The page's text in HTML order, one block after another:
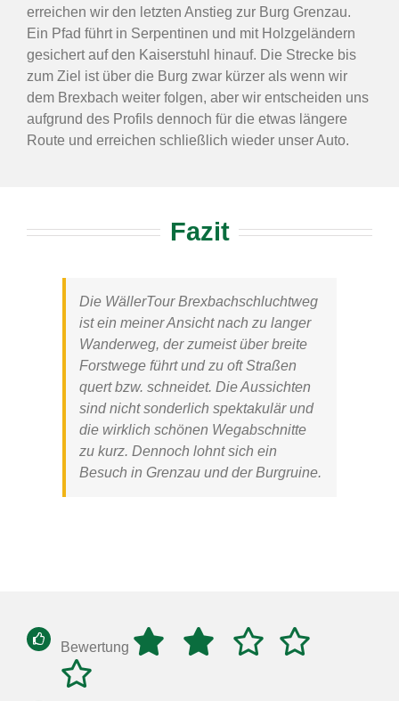
erreichen wir den letzten Anstieg zur Burg Grenzau.
Ein Pfad führt in Serpentinen und mit Holzgeländern
gesichert auf den Kaiserstuhl hinauf. Die Strecke bis
zum Ziel ist über die Burg zwar kürzer als wenn wir
dem Brexbach weiter folgen, aber wir entscheiden uns
aufgrund des Profils dennoch für die etwas längere
Route und erreichen schließlich wieder unser Auto.
Fazit
Die WällerTour Brexbachschluchtweg
ist ein meiner Ansicht nach zu langer
Wanderweg, der zumeist über breite
Forstwege führt und zu oft Straßen
quert bzw. schneidet. Die Aussichten
sind nicht sonderlich spektakulär und
die wirklich schönen Wegabschnitte
zu kurz. Dennoch lohnt sich ein
Besuch in Grenzau und der Burgruine.
Bewertung